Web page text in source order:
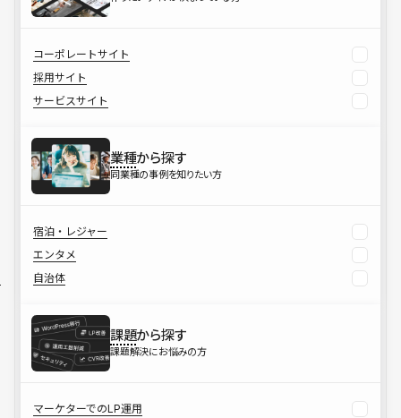
コーポレートサイト
採用サイト
サービスサイト
業種から探す
同業種の事例を知りたい方
宿泊・レジャー
エンタメ
自治体
課題から探す
課題解決にお悩みの方
マーケターでのLP運用